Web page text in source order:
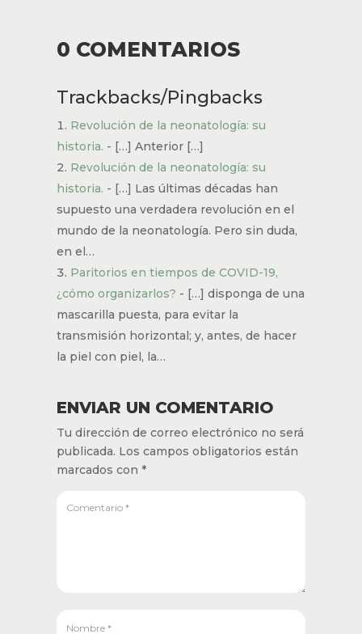
0 COMENTARIOS
Trackbacks/Pingbacks
Revolución de la neonatología: su
historia. - […] Anterior […]
Revolución de la neonatología: su
historia. - […] Las últimas décadas han
supuesto una verdadera revolución en el
mundo de la neonatología. Pero sin duda,
en el…
Paritorios en tiempos de COVID-19,
¿cómo organizarlos? - […] disponga de una
mascarilla puesta, para evitar la
transmisión horizontal; y, antes, de hacer
la piel con piel, la…
ENVIAR UN COMENTARIO
Tu dirección de correo electrónico no será
publicada. Los campos obligatorios están
marcados con *